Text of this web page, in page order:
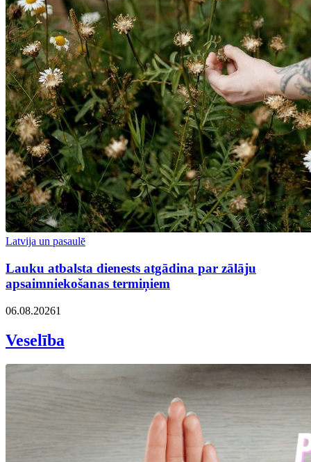
Latvija un pasaulē
Lauku atbalsta dienests atgādina par zālāju
apsaimniekošanas termiņiem
06.08.20261
Veselība